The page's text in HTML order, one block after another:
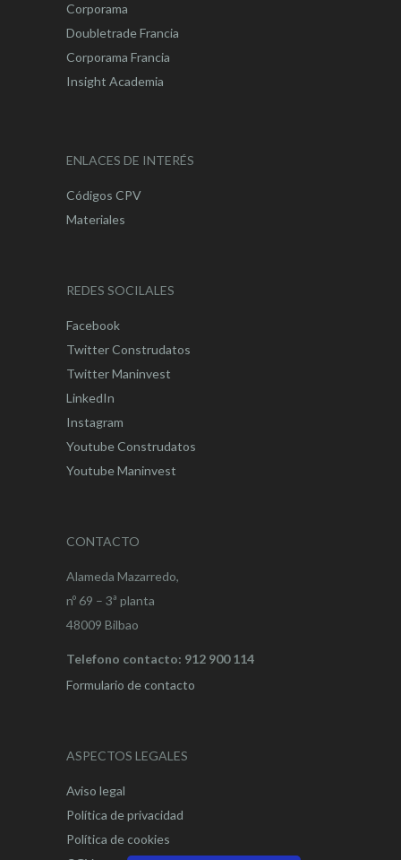
Corporama
Doubletrade Francia
Corporama Francia
Insight Academia
ENLACES DE INTERÉS
Códigos CPV
Materiales
REDES SOCILALES
Facebook
Twitter Construdatos
Twitter Maninvest
LinkedIn
Instagram
Youtube Construdatos
Youtube Maninvest
CONTACTO
Alameda Mazarredo,
nº 69 – 3ª planta
48009 Bilbao
Telefono contacto: 912 900 114
Formulario de contacto
ASPECTOS LEGALES
Aviso legal
Política de privacidad
Política de cookies